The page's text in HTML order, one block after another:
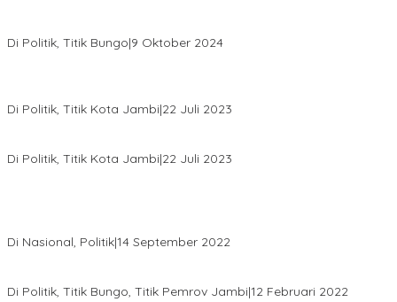
Di Politik, Titik Bungo|9 Oktober 2024
Di Politik, Titik Kota Jambi|22 Juli 2023
Di Politik, Titik Kota Jambi|22 Juli 2023
Di Nasional, Politik|14 September 2022
Di Politik, Titik Bungo, Titik Pemrov Jambi|12 Februari 2022